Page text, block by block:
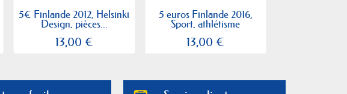
5€ Finlande 2012, Helsinki
Design, pièces...
13,00 €
5 euros Finlande 2016,
Sport, athlétisme
13,00 €